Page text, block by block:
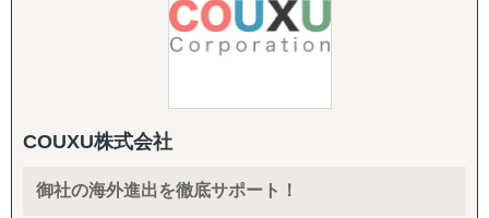
英語HP／LP制作、展示会配布用チラシ（One Pager）、カ
商品認証届（SKU追加）、登録工場の追加
輸出入代行、最適な物流体制の構築、現地在庫セットアッ
をさせていただきながら、国内への課題へも依頼されるこ
とが多く、現在のお取引先様は、【海外進出の課題】と
【国内の課題】のハイブリット支援が90％を占めておりま
一言でいうと弊社は日本を含む、世界中のEC運用回りを全
て丸投げし、背中を預けることができる会社です。
■海外 / 国内 Amazon支援
COUXU株式会社
御社の海外進出を徹底サポート！